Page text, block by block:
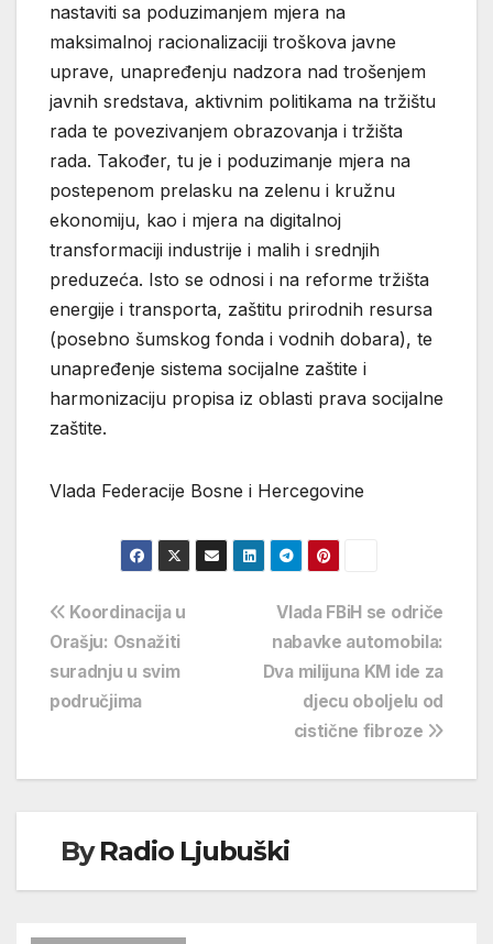
nastaviti sa poduzimanjem mjera na
maksimalnoj racionalizaciji troškova javne
uprave, unapređenju nadzora nad trošenjem
javnih sredstava, aktivnim politikama na tržištu
rada te povezivanjem obrazovanja i tržišta
rada. Također, tu je i poduzimanje mjera na
postepenom prelasku na zelenu i kružnu
ekonomiju, kao i mjera na digitalnoj
transformaciji industrije i malih i srednjih
preduzeća. Isto se odnosi i na reforme tržišta
energije i transporta, zaštitu prirodnih resursa
(posebno šumskog fonda i vodnih dobara), te
unapređenje sistema socijalne zaštite i
harmonizaciju propisa iz oblasti prava socijalne
zaštite.
Vlada Federacije Bosne i Hercegovine
Navigacija
objava
Vlada FBiH se odriče
nabavke automobila:
Dva milijuna KM ide za
djecu oboljelu od
cistične fibroze
Koordinacija u
Orašju: Osnažiti
suradnju u svim
područjima
ByRadio Ljubuški